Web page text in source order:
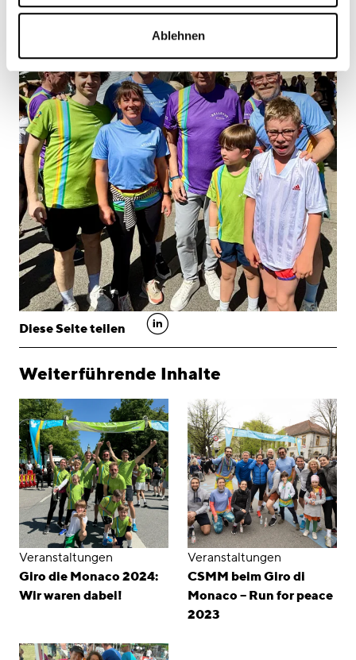
Ablehnen
Diese Seite teilen linkedin
Weiterführende Inhalte
Veranstaltungen
Giro die Monaco 2024:
Wir waren dabei!
Veranstaltungen
CSMM beim Giro di
Monaco – Run for peace
2023